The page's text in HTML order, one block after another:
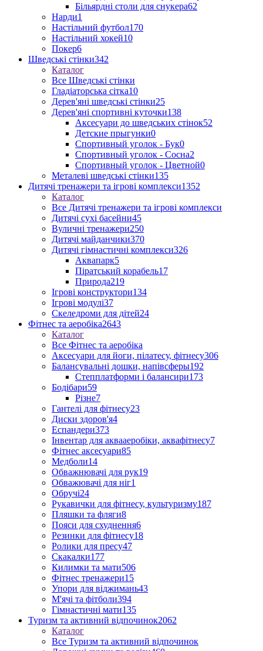
Більярдні столи для снукера62
Нарди1
Настільний футбол170
Настільний хокей10
Покер6
Шведські стінки342
Каталог
Все Шведські стінки
Гладіаторська сітка10
Дерев'яні шведські стінки25
Дерев'яні спортивні куточки138
Аксесуари до шведських стінок52
Детские прыгунки0
Спортивный уголок - Бук0
Спортивный уголок - Сосна2
Спортивный уголок - Цветной0
Металеві шведські стінки135
Дитячі тренажери та ігрові комплекси1352
Каталог
Все Дитячі тренажери та ігрові комплекси
Дитячі сухі басейни45
Вуличні тренажери250
Дитячі майданчики370
Дитячі гімнастичні комплекси326
Аквапарк5
Піратський корабель17
Природа219
Ігрові конструктори134
Ігрові модулі37
Скеледроми для дітей24
Фітнес та аеробіка2643
Каталог
Все Фітнес та аеробіка
Аксесуари для йоги, пілатесу, фітнесу306
Балансувальні дошки, напівсферы192
Степплатформи і балансири173
Бодібари59
Різне7
Гантелі для фітнесу23
Диски здоров'я4
Еспандери373
Інвентар для аквааеробіки, аквафітнесу7
Фітнес аксесуари85
Медболи14
Обважнювачі для рук19
Обважювачі для ніг1
Обручі24
Рукавички для фітнесу, культуризму187
Пляшки та фляги8
Пояси для схуднення6
Резинки для фітнесу18
Ролики для пресу47
Скакалки177
Килимки та мати506
Фітнес тренажери15
Упори для віджимань43
М'ячі та фітболи394
Гімнастичні мати135
Туризм та активний відпочинок2062
Каталог
Все Туризм та активний відпочинок